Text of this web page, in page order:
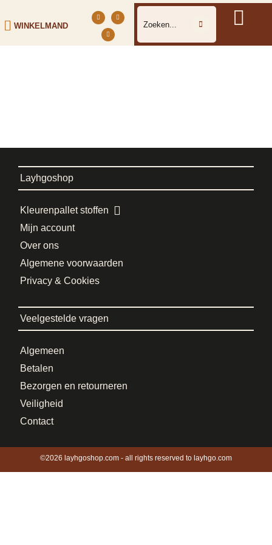
WINKELMAND
Layhgoshop
Kleurenpallet stoffen
Mijn account
Over ons
Algemene voorwaarden
Privacy & Cookies
Veelgestelde vragen
Algemeen
Betalen
Bezorgen en retourneren
Veiligheid
Contact
©2026 layhgoshop.com - all rights reserved to layhgo.com